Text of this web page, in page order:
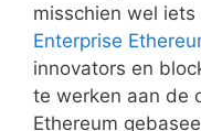
misschien wel
Enterprise
innovators en
te werken aan de
Ethereum